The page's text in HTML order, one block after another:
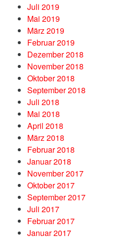
Juli 2019
Mai 2019
März 2019
Februar 2019
Dezember 2018
November 2018
Oktober 2018
September 2018
Juli 2018
Mai 2018
April 2018
März 2018
Februar 2018
Januar 2018
November 2017
Oktober 2017
September 2017
Juli 2017
Februar 2017
Januar 2017